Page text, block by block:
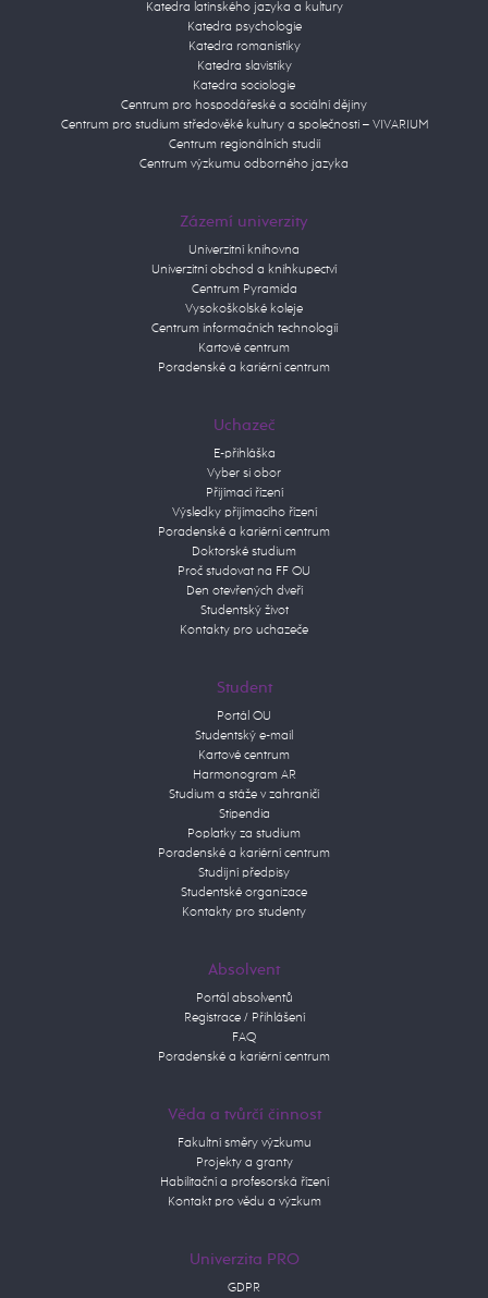
Katedra latinského jazyka a kultury
Katedra psychologie
Katedra romanistiky
Katedra slavistiky
Katedra sociologie
Centrum pro hospodářeské a sociální dějiny
Centrum pro studium středověké kultury a společnosti – VIVARIUM
Centrum regionálních studií
Centrum výzkumu odborného jazyka
Zázemí univerzity
Univerzitní knihovna
Univerzitní obchod a knihkupectví
Centrum Pyramida
Vysokoškolské koleje
Centrum informačních technologií
Kartové centrum
Poradenské a kariérní centrum
Uchazeč
E-přihláška
Vyber si obor
Přijímací řízení
Výsledky přijímacího řízení
Poradenské a kariérní centrum
Doktorské studium
Proč studovat na FF OU
Den otevřených dveří
Studentský život
Kontakty pro uchazeče
Student
Portál OU
Studentský e-mail
Kartové centrum
Harmonogram AR
Studium a stáže v zahraničí
Stipendia
Poplatky za studium
Poradenské a kariérní centrum
Studijní předpisy
Studentské organizace
Kontakty pro studenty
Absolvent
Portál absolventů
Registrace / Přihlášení
FAQ
Poradenské a kariérní centrum
Věda a tvůrčí činnost
Fakultní směry výzkumu
Projekty a granty
Habilitační a profesorská řízení
Kontakt pro vědu a výzkum
Univerzita PRO
GDPR